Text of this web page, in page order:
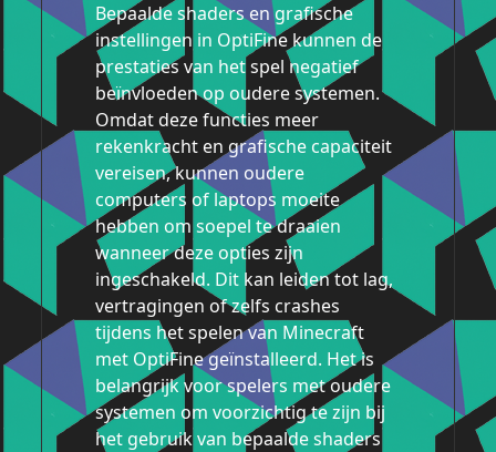
Bepaalde shaders en grafische
instellingen in OptiFine kunnen de
prestaties van het spel negatief
beïnvloeden op oudere systemen.
Omdat deze functies meer
rekenkracht en grafische capaciteit
vereisen, kunnen oudere
computers of laptops moeite
hebben om soepel te draaien
wanneer deze opties zijn
ingeschakeld. Dit kan leiden tot lag,
vertragingen of zelfs crashes
tijdens het spelen van Minecraft
met OptiFine geïnstalleerd. Het is
belangrijk voor spelers met oudere
systemen om voorzichtig te zijn bij
het gebruik van bepaalde shaders